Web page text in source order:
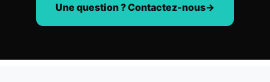
Une question ? Contactez-nous